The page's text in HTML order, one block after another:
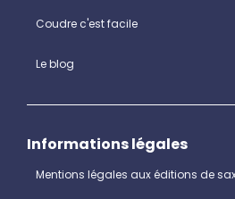
Coudre c'est facile
Le blog
Informations légales
Mentions légales aux éditions de